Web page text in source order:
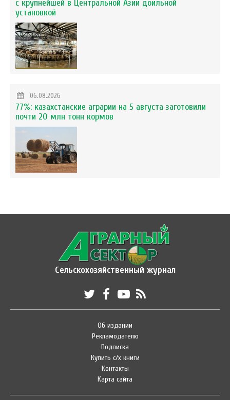
с крупнейшей в Центральной Азии доильной
установкой
06.08.2026
77%: казахстанские аграрии на 5 августа заготовили
почти 20 млн тонн кормов
Сельскохозяйственный журнал
Об издании
Рекламодателю
Подписка
Купить с/х книги
Контакты
Карта сайта